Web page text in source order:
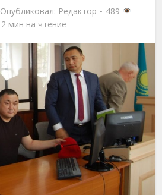
Опубликовал: Редактор
489
2 мин на чтение